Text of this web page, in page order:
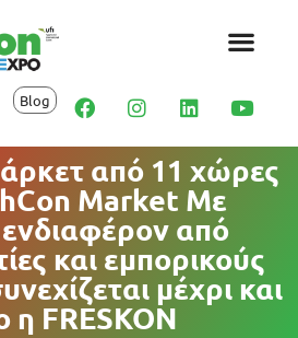
Blog
από 11 χώρες
Market Με
από
και εμπορικούς
μέχρι και
η FRESKON